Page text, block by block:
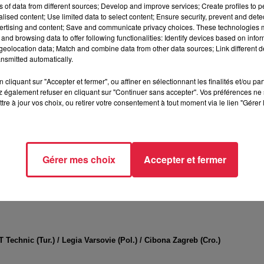
de la SIG Strasbourg : c’est uncompétiteur talentueux,
meilleur."
joueur complet, référencé et fiable, passé par la NCAA, la
progression, un excellent défenseur,un athlète de haut
s'ajoutent déjà
, avec unnouveau design pour ses maillots
artistique assurée par Matt Pokora), la SIG Strasbourg
avec l'espoir de retrouver les play-offs et de faire
(Tur.) / Legia Varsovie (Pol.) / Cibona Zagreb (Cro.)
of data from different sources; Develop and improve services; Create profiles to
content; Use limited data to select content; Ensure security, prevent and
and content; Save and communicate privacy choices. These technologies
browsing data to offer following functionalities: Identify devices based on
data; Match and combine data from other data sources; Link different
automatically.
cliquant sur "Accepter et fermer", ou affiner en sélectionnant les finalités et/ou
également refuser en cliquant sur "Continuer sans accepter". Vos préférences
à jour vos choix, ou retirer votre consentement à tout moment via le lien
Gérer mes choix Accepter et fermer